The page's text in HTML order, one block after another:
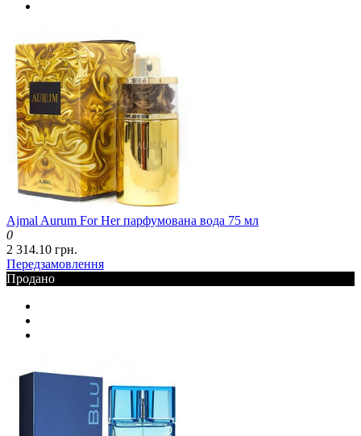
Ajmal Aurum For Her парфумована вода 75 мл
0
2 314.10 грн.
Передзамовлення
Продано